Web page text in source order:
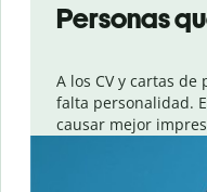
Personas
A los CV y cartas
falta personalidad.
causar mejor